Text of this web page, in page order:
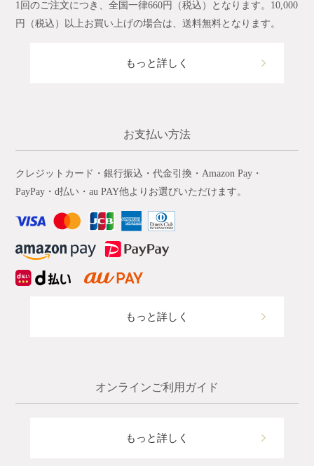
1回のご注文につき、全国一律660円（税込）となります。10,000
円（税込）以上お買い上げの場合は、送料無料となります。
もっと詳しく
お支払い方法
クレジットカード・銀行振込・代金引換・Amazon Pay・
PayPay・d払い・au PAY他よりお選びいただけます。
もっと詳しく
オンラインご利用ガイド
もっと詳しく